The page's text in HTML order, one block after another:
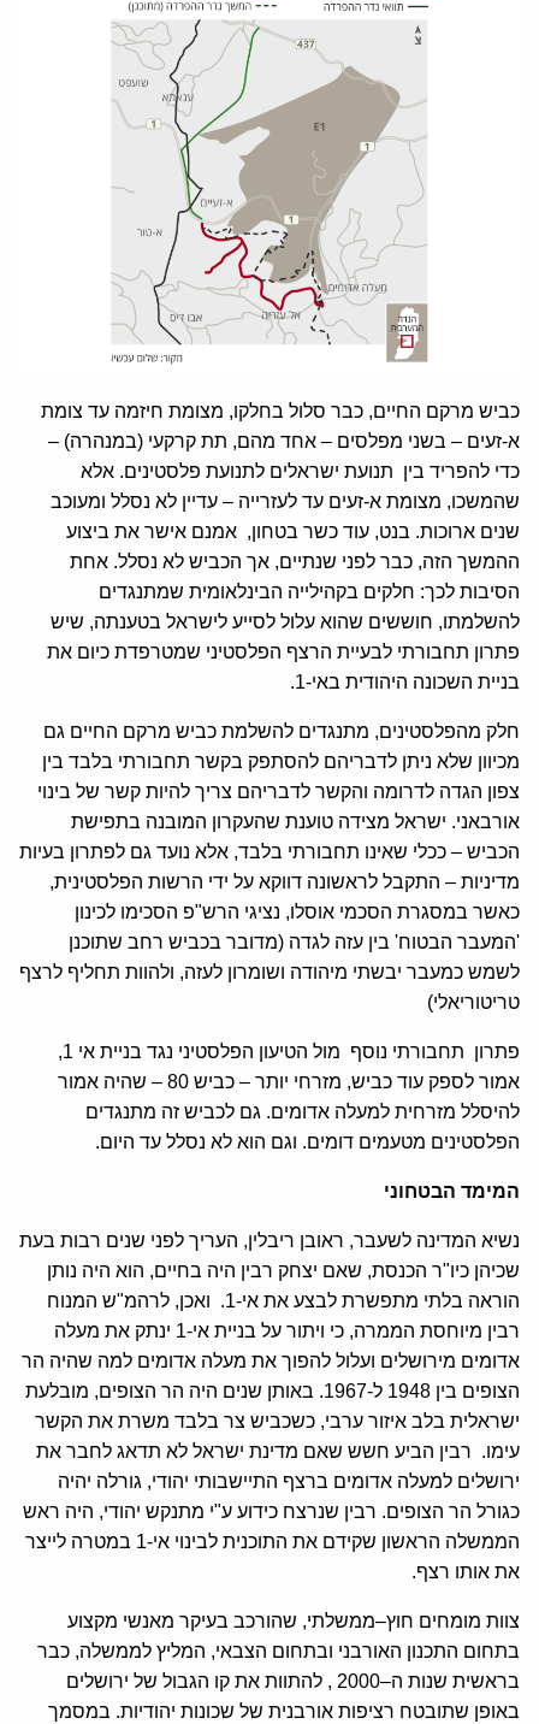
כביש מרקם החיים, כבר סלול בחלקו, מצומת חיזמה עד צומת
א-זעים – בשני מפלסים – אחד מהם, תת קרקעי (במנהרה) –
כדי להפריד בין תנועת ישראלים לתנועת פלסטינים. אלא
שהמשכו, מצומת א-זעים עד לעזרייה – עדיין לא נסלל ומעוכב
שנים ארוכות. בנט, עוד כשר בטחון, אמנם אישר את ביצוע
ההמשך הזה, כבר לפני שנתיים, אך הכביש לא נסלל. אחת
הסיבות לכך: חלקים בקהילייה הבינלאומית שמתנגדים
להשלמתו, חוששים שהוא עלול לסייע לישראל בטענתה, שיש
פתרון תחבורתי לבעיית הרצף הפלסטיני שמטרפדת כיום את
בניית השכונה היהודית באי-1.
חלק מהפלסטינים, מתנגדים להשלמת כביש מרקם החיים גם
מכיוון שלא ניתן לדבריהם להסתפק בקשר תחבורתי בלבד בין
צפון הגדה לדרומה והקשר לדבריהם צריך להיות קשר של בינוי
אורבאני. ישראל מצידה טוענת שהעקרון המובנה בתפישת
הכביש – ככלי שאינו תחבורתי בלבד, אלא נועד גם לפתרון בעיות
מדיניות – התקבל לראשונה דווקא על ידי הרשות הפלסטינית,
כאשר במסגרת הסכמי אוסלו, נציגי הרש"פ הסכימו לכינון
'המעבר הבטוח' בין עזה לגדה (מדובר בכביש רחב שתוכנן
לשמש כמעבר יבשתי מיהודה ושומרון לעזה, ולהוות תחליף לרצף
טריטוריאלי)
פתרון תחבורתי נוסף מול הטיעון הפלסטיני נגד בניית אי 1,
אמור לספק עוד כביש, מזרחי יותר – כביש 80 – שהיה אמור
להיסלל מזרחית למעלה אדומים. גם לכביש זה מתנגדים
הפלסטינים מטעמים דומים. וגם הוא לא נסלל עד היום.
המימד הבטחוני
נשיא המדינה לשעבר, ראובן ריבלין, העריך לפני שנים רבות בעת
שכיהן כיו"ר הכנסת, שאם יצחק רבין היה בחיים, הוא היה נותן
הוראה בלתי מתפשרת לבצע את אי-1. ואכן, לרהמ"ש המנוח
רבין מיוחסת הממרה, כי ויתור על בניית אי-1 ינתק את מעלה
אדומים מירושלים ועלול להפוך את מעלה אדומים למה שהיה הר
הצופים בין 1948 ל-1967. באותן שנים היה הר הצופים, מובלעת
ישראלית בלב איזור ערבי, כשכביש צר בלבד משרת את הקשר
עימו. רבין הביע חשש שאם מדינת ישראל לא תדאג לחבר את
ירושלים למעלה אדומים ברצף התיישבותי יהודי, גורלה יהיה
כגורל הר הצופים. רבין שנרצח כידוע ע"י מתנקש יהודי, היה ראש
הממשלה הראשון שקידם את התוכנית לבינוי אי-1 במטרה לייצר
את אותו רצף.
צוות מומחים חוץ–ממשלתי, שהורכב בעיקר מאנשי מקצוע
בתחום התכנון האורבני ובתחום הצבאי, המליץ לממשלה, כבר
בראשית שנות ה–2000 , להתוות את קו הגבול של ירושלים
באופן שתובטח רציפות אורבנית של שכונות יהודיות. במסמך